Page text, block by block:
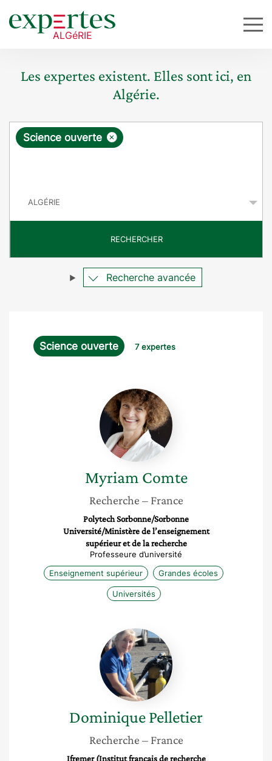
Les expertes existent. Elles sont ici, en
Algérie.
R
ê
e
×
Science ouverte
RECHERCHER
Recherche avancée
Science ouverte 7 expertes
Myriam
Comte
Myriam Comte
Recherche – France
Polytech Sorbonne/Sorbonne
Université/Ministère de l’enseignement
supérieur et de la recherche
Professeure d’université
Enseignement supérieur
Grandes écoles
Universités
Dominique
Pelletier
DominiquePelletier
Recherche – France
Ifremer (Institut français de recherche